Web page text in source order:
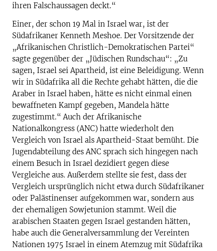
ihren Falschaussagen deckt.“
Einer, der schon 19 Mal in Israel war, ist der
Südafrikaner Kenneth Meshoe. Der Vorsitzende der
„Afrikanischen Christlich-Demokratischen Partei“
sagte gegenüber der „Jüdischen Rundschau“: „Zu
sagen, Israel sei Apartheid, ist eine Beleidigung. Wenn
wir in Südafrika all die Rechte gehabt hätten, die die
Araber in Israel haben, hätte es nicht einmal einen
bewaffneten Kampf gegeben, Mandela hätte
zugestimmt.“ Auch der Afrikanische
Nationalkongress (ANC) hatte wiederholt den
Vergleich von Israel als Apartheid-Staat bemüht. Die
Jugendabteilung des ANC sprach sich hingegen nach
einem Besuch in Israel dezidiert gegen diese
Vergleiche aus. Außerdem stellte sie fest, dass der
Vergleich ursprünglich nicht etwa durch Südafrikaner
oder Palästinenser aufgekommen war, sondern aus
der ehemaligen Sowjetunion stammt. Weil die
arabischen Staaten gegen Israel gestanden hätten,
habe auch die Generalversammlung der Vereinten
Nationen 1975 Israel in einem Atemzug mit Südafrika